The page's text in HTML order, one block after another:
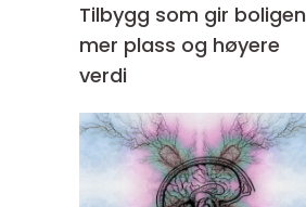
Tilbygg som gir boligen
mer plass og høyere
verdi